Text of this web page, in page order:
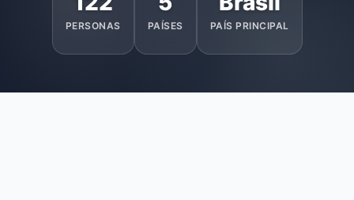
PERSONAS PAÍSES PAÍS PRINCIPAL